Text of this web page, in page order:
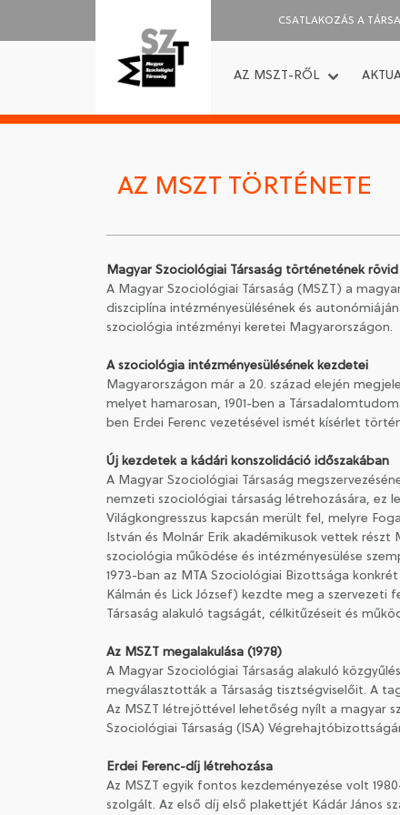
CSATLAKOZÁS A
AZ MSZT-RŐL
AZ MSZT TÖRTÉNETE
Magyar Szociológiai Társaság történetének
A Magyar Szociológiai Társaság (MSZT) a
diszciplína intézményesülésének és
szociológia intézményi keretei Magyarországon.
A szociológia intézményesülésének kezdetei
Magyarországon már a 20. század elején
melyet hamarosan, 1901-ben a
ben Erdei Ferenc vezetésével ismét kísérlet
Új kezdetek a kádári konszolidáció időszakában
A Magyar Szociológiai Társaság
nemzeti szociológiai társaság létrehozására, ez
Világkongresszus kapcsán merült fel, melyre
István és Molnár Erik akadémikusok vettek
szociológia működése és intézményesülése
1973-ban az MTA Szociológiai Bizottsága
Kálmán és Lick József) kezdte meg a
Társaság alakuló tagságát, célkitűzéseit és
Az MSZT megalakulása (1978)
A Magyar Szociológiai Társaság alakuló
megválasztották a Társaság tisztségviselőit. A
Az MSZT létrejöttével lehetőség nyílt a magyar
Szociológiai Társaság (ISA)
Erdei Ferenc-díj létrehozása
Az MSZT egyik fontos kezdeményezése volt
szolgált. Az első díj első plakettjét Kádár János